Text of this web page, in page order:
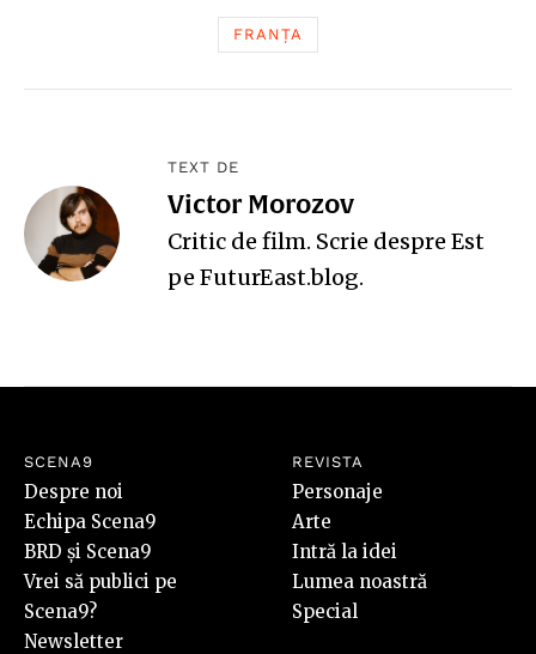
FRANȚA
TEXT DE
Victor Morozov
Critic de film. Scrie despre Est
pe FuturEast.blog.
SCENA9
Despre noi
Echipa Scena9
BRD și Scena9
Vrei să publici pe
Scena9?
Newsletter
REVISTA
Personaje
Arte
Intră la idei
Lumea noastră
Special